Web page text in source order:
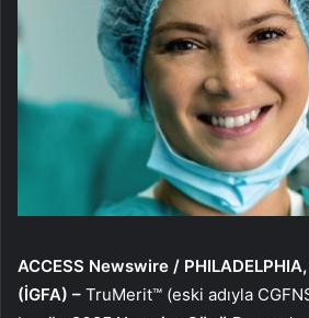
ACCESS Newswire / PHILADELPHIA,
(İGFA) – TruMerit™ (eski adıyla